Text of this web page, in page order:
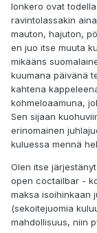
lonkero ovat
ravintolassakin
mauton, hajuton,
en juo itse muuta
mikääns
kuumana päivänä
kahtena
kohmeloaamuna,
Sen sijaan
erinomainen
kuluessa mennä
Olen itse
open coctailbar -
maksa isoihinkaan
(sekoitejuomia
mahdollisuus, niin